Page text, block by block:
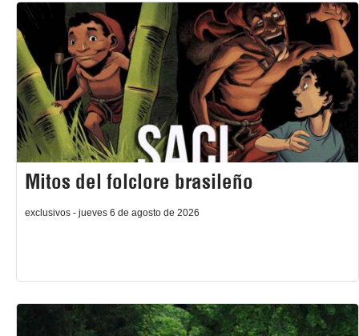
Mitos del folclore brasileño
exclusivos - jueves 6 de agosto de 2026